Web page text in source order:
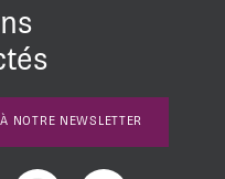
NOTRE NEWSLETTER